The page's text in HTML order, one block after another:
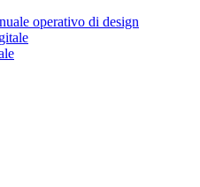
operativo di design